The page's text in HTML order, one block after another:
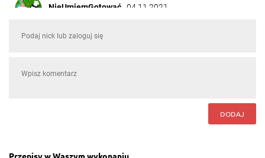
NieUmiemGotować , 04.11.2021
Robił je już kilka razy i są rewelacyjne
DODAJ
Przepisy w Waszym wykonaniu